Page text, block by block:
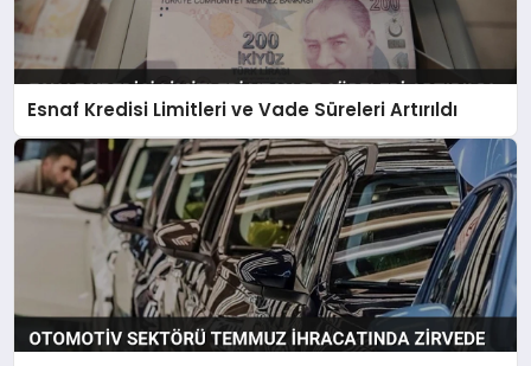
Esnaf Kredisi Limitleri ve Vade Süreleri Artırıldı